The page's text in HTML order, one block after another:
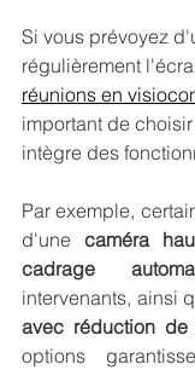
Si vous prévoyez
régulièrement
réunions en
important de
intègre des
Par exemple,
d'une caméra
cadrage
intervenants, ainsi
avec réduction
options